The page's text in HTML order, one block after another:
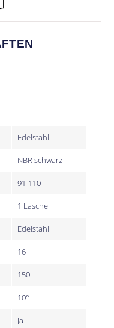
Edelstahl
NBR schwarz
91-110
1 Lasche
Edelstahl
16
150
10°
Ja